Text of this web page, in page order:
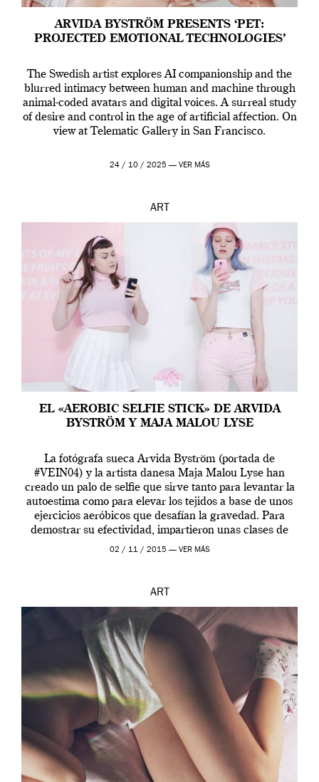
ARVIDA BYSTRÖM PRESENTS ‘PET:
PROJECTED EMOTIONAL TECHNOLOGIES’
The Swedish artist explores AI companionship and the
blurred intimacy between human and machine through
animal-coded avatars and digital voices. A surreal study
of desire and control in the age of artificial affection. On
view at Telematic Gallery in San Francisco.
24 / 10 / 2025 — VER MÁS
ART
EL «AEROBIC SELFIE STICK» DE ARVIDA
BYSTRÖM Y MAJA MALOU LYSE
La fotógrafa sueca Arvida Byström (portada de
#VEIN04) y la artista danesa Maja Malou Lyse han
creado un palo de selfie que sirve tanto para levantar la
autoestima como para elevar los tejidos a base de unos
ejercicios aeróbicos que desafían la gravedad. Para
demostrar su efectividad, impartieron unas clases de
prueba en el Tate […]
02 / 11 / 2015 — VER MÁS
ART